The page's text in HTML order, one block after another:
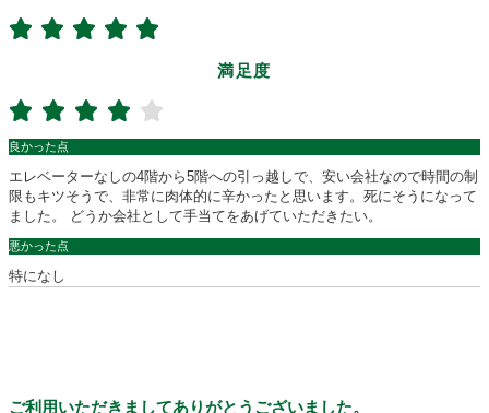
満足度
良かった点
エレベーターなしの4階から5階への引っ越しで、安い会社なので時間の制
限もキツそうで、非常に肉体的に辛かったと思います。死にそうになって
ました。 どうか会社として手当てをあげていただきたい。
悪かった点
特になし
ご利用いただきましてありがとうございました。